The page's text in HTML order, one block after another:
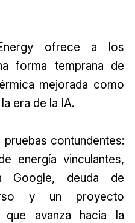
ofrece a los
forma temprana de
mejorada como
era de la IA.
contundentes:
energía vinculantes,
Google, deuda de
y un proyecto
que avanza hacia la